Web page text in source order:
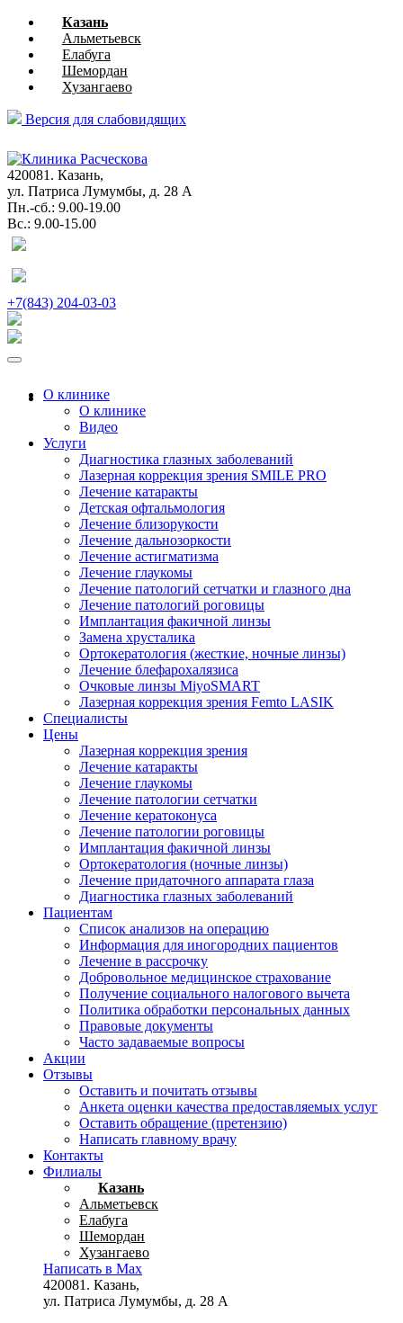
Казань
Альметьевск
Елабуга
Шемордан
Хузангаево
Версия для слабовидящих
420081. Казань,
ул. Патриса Лумумбы, д. 28 А
Пн.-сб.: 9.00-19.00
Вс.: 9.00-15.00
+7(843) 204-03-03
О клинике
О клинике
Видео
Услуги
Диагностика глазных заболеваний
Лазерная коррекция зрения SMILE PRO
Лечение катаракты
Детская офтальмология
Лечение близорукости
Лечение дальнозоркости
Лечение астигматизма
Лечение глаукомы
Лечение патологий сетчатки и глазного дна
Лечение патологий роговицы
Имплантация факичной линзы
Замена хрусталика
Ортокератология (жесткие, ночные линзы)
Лечение блефарохалязиса
Очковые линзы MiyoSMART
Лазерная коррекция зрения Femto LASIK
Специалисты
Цены
Лазерная коррекция зрения
Лечение катаракты
Лечение глаукомы
Лечение патологии сетчатки
Лечение кератоконуса
Лечение патологии роговицы
Имплантация факичной линзы
Ортокератология (ночные линзы)
Лечение придаточного аппарата глаза
Диагностика глазных заболеваний
Пациентам
Список анализов на операцию
Информация для иногородних пациентов
Лечение в рассрочку
Добровольное медицинское страхование
Получение социального налогового вычета
Политика обработки персональных данных
Правовые документы
Часто задаваемые вопросы
Акции
Отзывы
Оставить и почитать отзывы
Анкета оценки качества предоставляемых услуг
Оставить обращение (претензию)
Написать главному врачу
Контакты
Филиалы
Казань
Альметьевск
Елабуга
Шемордан
Хузангаево
Написать в Max
420081. Казань,
ул. Патриса Лумумбы, д. 28 А